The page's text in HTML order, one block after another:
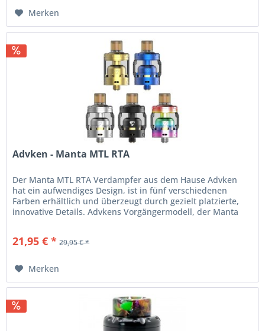
Merken
Advken - Manta MTL RTA
Der Manta MTL RTA Verdampfer aus dem Hause Advken
hat ein aufwendiges Design, ist in fünf verschiedenen
Farben erhältlich und überzeugt durch gezielt platzierte,
innovative Details. Advkens Vorgängermodell, der Manta
21,95 € * 29,95 € *
Merken